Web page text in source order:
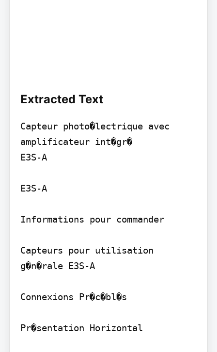
Extracted Text
Capteur photo�lectrique avec
amplificateur int�gr�
E3S-A
E3S-A
Informations pour commander
Capteurs pour utilisation
g�n�rale E3S-A
Connexions Pr�c�bl�s
Pr�sentation Horizontal